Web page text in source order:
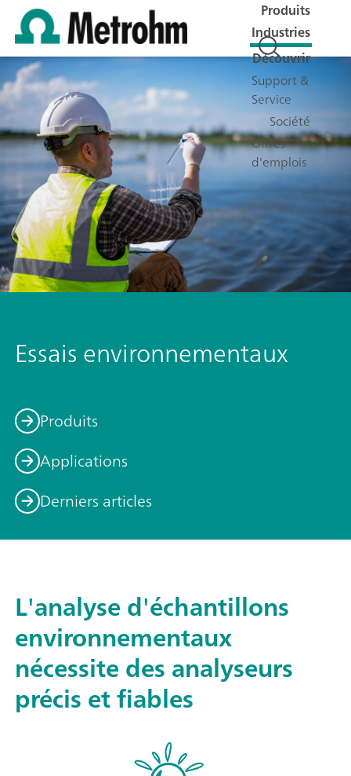
Produits
Industries
Découvrir
Support &
Service
Société
Offres
d'emplois
Essais environnementaux
Produits
Applications
Derniers articles
L'analyse d'échantillons
environnementaux
nécessite des analyseurs
précis et fiables